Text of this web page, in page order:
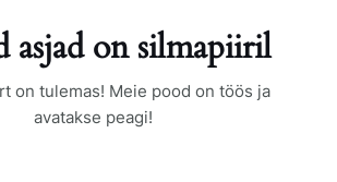
asjad on silmapiiril
on tulemas! Meie pood on töös ja
avatakse peagi!